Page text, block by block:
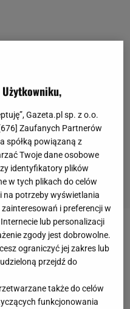
w meczu Polska-
Gazeta.pl sp. z o.o.
676] Zaufanych Partnerów
spółką powiązaną z
Twoje dane osobowe
identyfikatory plików
w tych plikach do celów
na potrzeby wyświetlania
i preferencji w
lub personalizacji
zgody jest dobrowolne.
ograniczyć jej zakres lub
przejdź do
także do celów
funkcjonowania